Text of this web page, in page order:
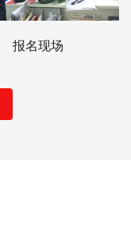
报名现场